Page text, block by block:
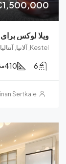
برای فروش
410 مترمربع
Sinan